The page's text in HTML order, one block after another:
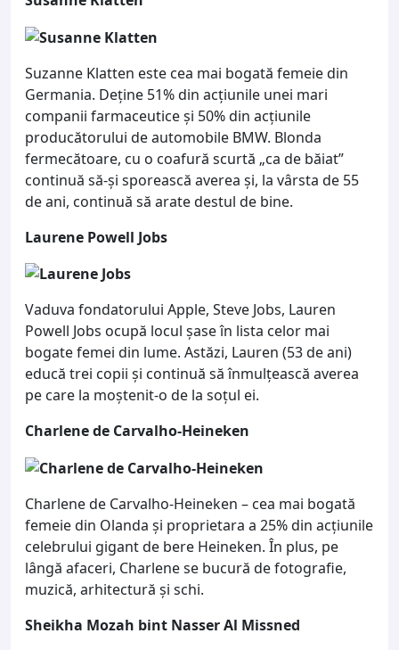
Suzanne Klatten este cea mai bogată femeie din
Germania. Deține 51% din acțiunile unei mari
companii farmaceutice și 50% din acțiunile
producătorului de automobile BMW. Blonda
fermecătoare, cu o coafură scurtă „ca de băiat”
continuă să-și sporească averea și, la vârsta de 55
de ani, continuă să arate destul de bine.
Laurene Powell Jobs
Vaduva fondatorului Apple, Steve Jobs, Lauren
Powell Jobs ocupă locul șase în lista celor mai
bogate femei din lume. Astăzi, Lauren (53 de ani)
educă trei copii și continuă să înmulțească averea
pe care la moștenit-o de la soțul ei.
Charlene de Carvalho-Heineken
Charlene de Carvalho-Heineken – cea mai bogată
femeie din Olanda și proprietara a 25% din acțiunile
celebrului gigant de bere Heineken. În plus, pe
lângă afaceri, Charlene se bucură de fotografie,
muzică, arhitectură și schi.
Sheikha Mozah bint Nasser Al Missned